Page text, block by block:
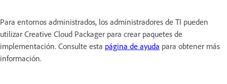
Para entornos administrados, los administradores de TI pueden
utilizar Creative Cloud Packager para crear paquetes de
implementación. Consulte esta página de ayuda para obtener más
información.